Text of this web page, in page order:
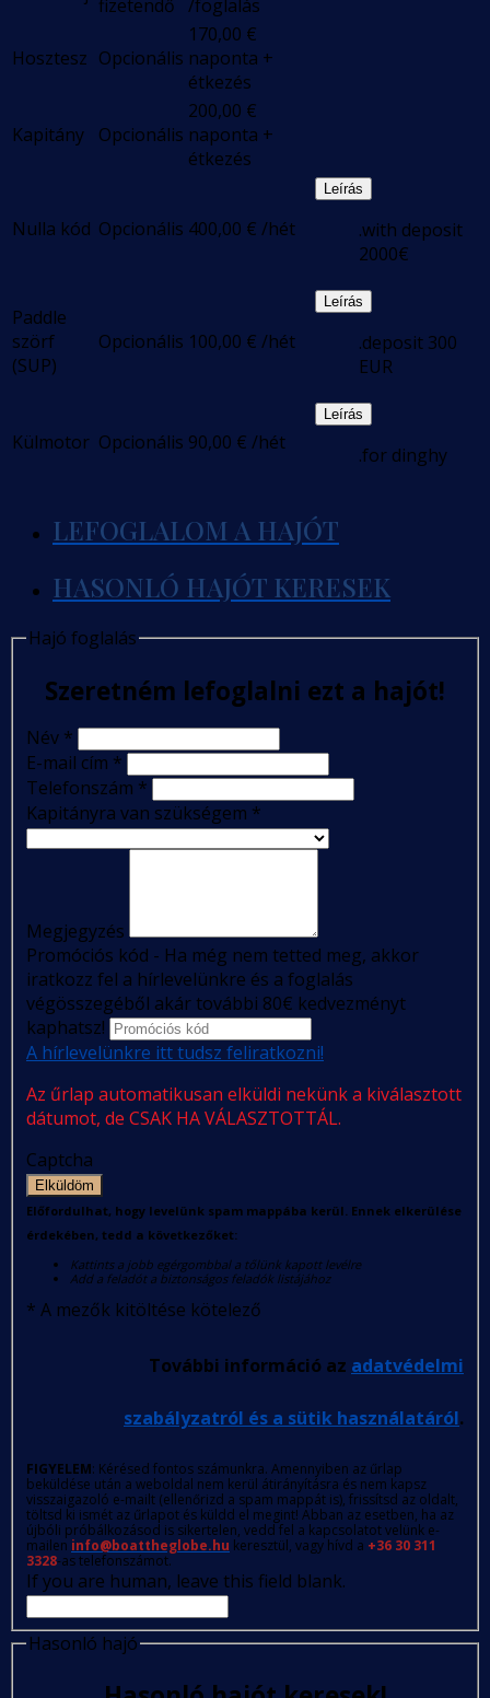
fizetendő /foglalás
Hosztesz Opcionális
170,00 €
naponta +
étkezés
Kapitány Opcionális
200,00 €
naponta +
étkezés
Nulla kód Opcionális 400,00 € /hét
Leírás
.with deposit
2000€
Paddle
szörf
(SUP)
Opcionális 100,00 € /hét
Leírás
.deposit 300
EUR
Külmotor Opcionális 90,00 € /hét
Leírás
.for dinghy
LEFOGLALOM A HAJÓT
HASONLÓ HAJÓT KERESEK
Hajó foglalás
Szeretném lefoglalni ezt a hajót!
Név *
E-mail cím *
Telefonszám *
Kapitányra van szükségem *
Megjegyzés
Promóciós kód - Ha még nem tetted meg, akkor
iratkozz fel a hírlevelünkre és a foglalás
végösszegéből akár további 80€ kedvezményt
kaphatsz!
A hírlevelünkre itt tudsz feliratkozni!
Az űrlap automatikusan elküldi nekünk a kiválasztott
dátumot, de CSAK HA VÁLASZTOTTÁL.
Captcha
Elküldöm
Előfordulhat, hogy levelünk spam mappába kerül. Ennek elkerülése
érdekében, tedd a következőket:
Kattints a jobb egérgombbal a tőlünk kapott levélre
Add a feladót a biztonságos feladók listájához
* A mezők kitöltése kötelező
További információ az adatvédelmi
szabályzatról és a sütik használatáról.
FIGYELEM: Kérésed fontos számunkra. Amennyiben az űrlap
beküldése után a weboldal nem kerül átirányításra és nem kapsz
visszaigazoló e-mailt (ellenőrizd a spam mappát is), frissítsd az oldalt,
töltsd ki ismét az űrlapot és küldd el megint! Abban az esetben, ha az
újbóli próbálkozásod is sikertelen, vedd fel a kapcsolatot velünk e-
mailen info@boattheglobe.hu keresztül, vagy hívd a +36 30 311
3328-as telefonszámot.
If you are human, leave this field blank.
Hasonló hajó